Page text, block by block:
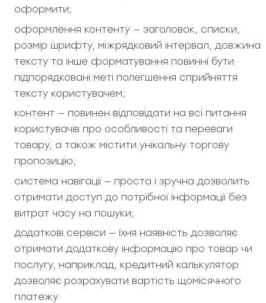
оформити;
оформлення контенту — заголовок, списки,
розмір шрифту, міжрядковий інтервал, довжина
тексту та інше форматування повинні бути
підпорядковані меті полегшення сприйняття
тексту користувачем;
контент — повинен відповідати на всі питання
користувачів про особливості та переваги
товару, а також містити унікальну торгову
пропозицію;
система навігації — проста і зручна дозволить
отримати доступ до потрібної інформації без
витрат часу на пошуки;
додаткові сервіси — їхня наявність дозволяє
отримати додаткову інформацію про товар чи
послугу, наприклад, кредитний калькулятор
дозволяє розрахувати вартість щомісячного
платежу.